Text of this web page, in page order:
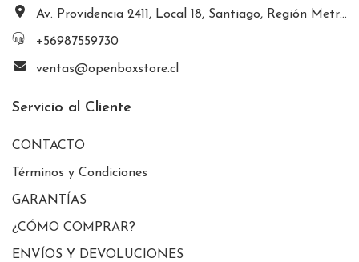
Av. Providencia 2411, Local 18, Santiago, Región Metropolitana, Chile
+56987559730
ventas@openboxstore.cl
Servicio al Cliente
CONTACTO
Términos y Condiciones
GARANTÍAS
¿CÓMO COMPRAR?
ENVÍOS Y DEVOLUCIONES